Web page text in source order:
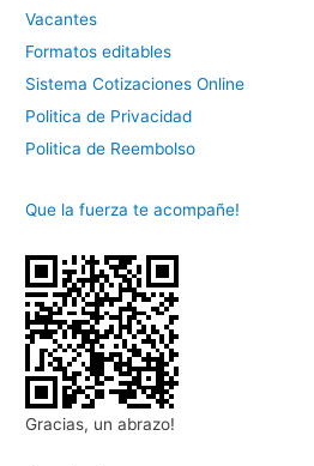
Vacantes
Formatos editables
Sistema Cotizaciones Online
Politica de Privacidad
Politica de Reembolso
Que la fuerza te acompañe!
Gracias, un abrazo!